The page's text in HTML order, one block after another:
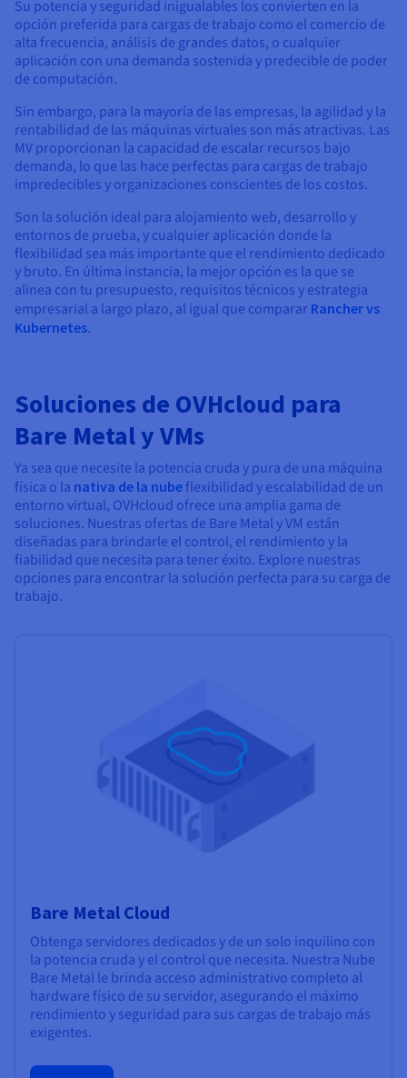
Su potencia y seguridad inigualables los convierten en la
opción preferida para cargas de trabajo como el comercio de
alta frecuencia, análisis de grandes datos, o cualquier
aplicación con una demanda sostenida y predecible de poder
de computación.
Sin embargo, para la mayoría de las empresas, la agilidad y la
rentabilidad de las máquinas virtuales son más atractivas. Las
MV proporcionan la capacidad de escalar recursos bajo
demanda, lo que las hace perfectas para cargas de trabajo
impredecibles y organizaciones conscientes de los costos.
Son la solución ideal para alojamiento web, desarrollo y
entornos de prueba, y cualquier aplicación donde la
flexibilidad sea más importante que el rendimiento dedicado
y bruto. En última instancia, la mejor opción es la que se
alinea con tu presupuesto, requisitos técnicos y estrategia
empresarial a largo plazo, al igual que comparar Rancher vs
Kubernetes.
Soluciones de OVHcloud para
Bare Metal y VMs
Ya sea que necesite la potencia cruda y pura de una máquina
física o la nativa de la nubeflexibilidad y escalabilidad de un
entorno virtual, OVHcloud ofrece una amplia gama de
soluciones. Nuestras ofertas de Bare Metal y VM están
diseñadas para brindarle el control, el rendimiento y la
fiabilidad que necesita para tener éxito. Explore nuestras
opciones para encontrar la solución perfecta para su carga de
trabajo.
Bare Metal Cloud
Obtenga servidores dedicados y de un solo inquilino con
la potencia cruda y el control que necesita. Nuestra Nube
Bare Metal le brinda acceso administrativo completo al
hardware físico de su servidor, asegurando el máximo
rendimiento y seguridad para sus cargas de trabajo más
exigentes.